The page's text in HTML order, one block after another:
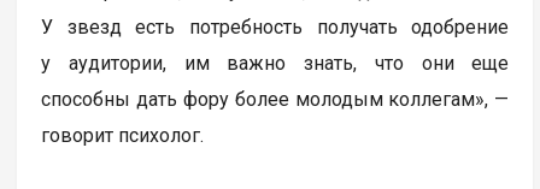
У звезд есть потребность получать одобрение
у аудитории, им важно знать, что они еще
способны дать фору более молодым коллегам», —
говорит психолог.